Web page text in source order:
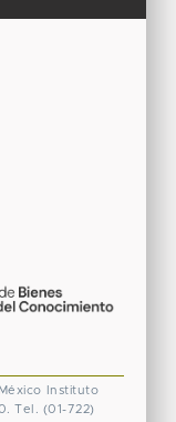
Instituto
Tel. (01-722)